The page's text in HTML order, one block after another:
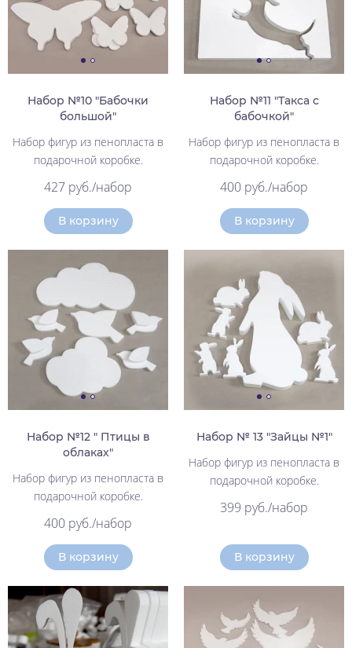
Набор №10 "Бабочки
большой"
Набор фигур из пенопласта в
подарочной коробке.
427 руб./набор
В корзину
Набор №11 "Такса с
бабочкой"
Набор фигур из пенопласта в
подарочной коробке.
400 руб./набор
В корзину
Набор №12 " Птицы в
облаках"
Набор фигур из пенопласта в
подарочной коробке.
400 руб./набор
В корзину
Набор № 13 "Зайцы №1"
Набор фигур из пенопласта в
подарочной коробке.
399 руб./набор
В корзину